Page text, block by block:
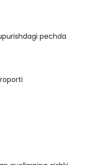
pechda